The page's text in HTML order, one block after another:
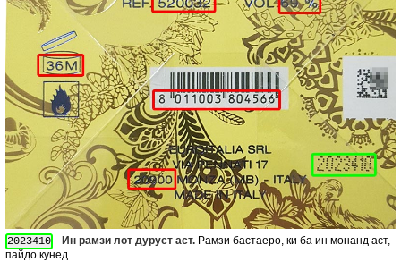
2023410 - Ин рамзи лот дуруст аст. Рамзи бастаеро, ки ба ин монанд аст,
пайдо кунед.